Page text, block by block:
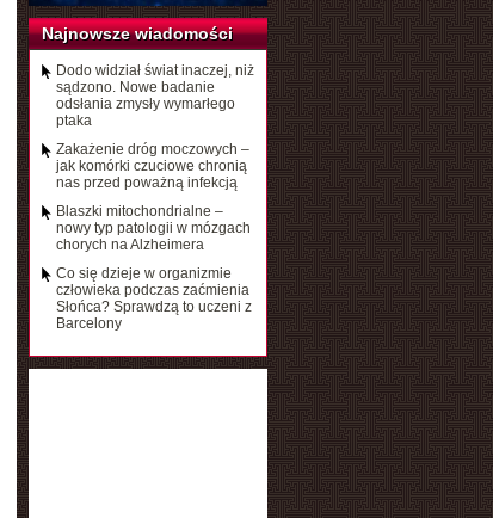
Najnowsze wiadomości
Dodo widział świat inaczej, niż
sądzono. Nowe badanie
odsłania zmysły wymarłego
ptaka
Zakażenie dróg moczowych –
jak komórki czuciowe chronią
nas przed poważną infekcją
Blaszki mitochondrialne –
nowy typ patologii w mózgach
chorych na Alzheimera
Co się dzieje w organizmie
człowieka podczas zaćmienia
Słońca? Sprawdzą to uczeni z
Barcelony